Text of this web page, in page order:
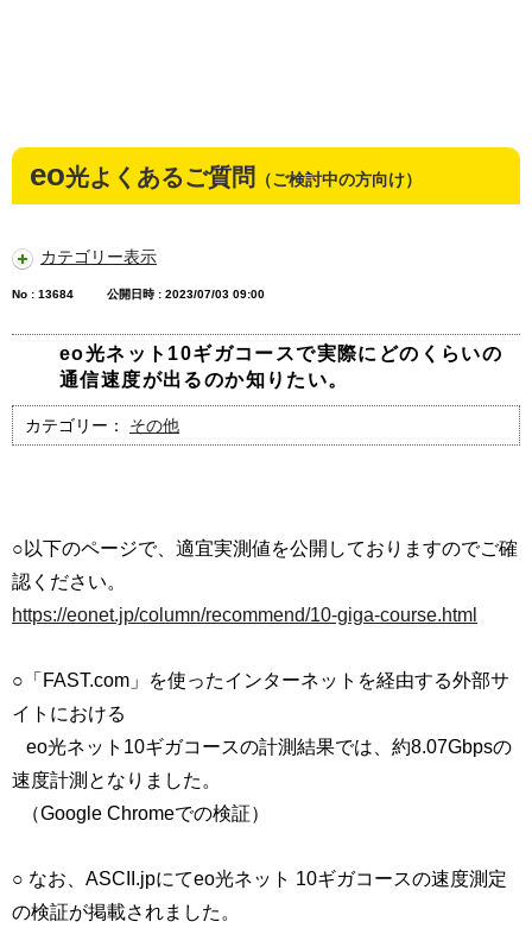
eo光よくあるご質問 （ご検討中の方向け）
カテゴリー表示
No : 13684 公開日時 : 2023/07/03 09:00
eo光ネット10ギガコースで実際にどのくらいの
通信速度が出るのか知りたい。
カテゴリー： その他
○以下のページで、適宜実測値を公開しておりますのでご確
認ください。
https://eonet.jp/column/recommend/10-giga-course.html
○「FAST.com」を使ったインターネットを経由する外部サ
イトにおける
eo光ネット10ギガコースの計測結果では、約8.07Gbpsの
速度計測となりました。
（Google Chromeでの検証）
○ なお、ASCII.jpにてeo光ネット 10ギガコースの速度測定
の検証が掲載されました。